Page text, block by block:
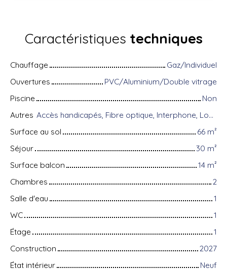
Caractéristiques techniques
Chauffage
Gaz/Individuel
Ouvertures
PVC/Aluminium/Double vitrage
Piscine
Non
Autres
Accès handicapés, Fibre optique, Interphone, Local à vélo, Visiophone, Volets électriques
Surface au sol
66 m²
Séjour
30 m²
Surface balcon
14 m²
Chambres
2
Salle d'eau
1
WC
1
Étage
1
Construction
2027
État intérieur
Neuf